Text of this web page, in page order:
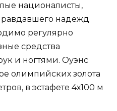
националисты,
надежд
регулярно
средства
и ногтями. Оуэнс
олимпийских золота
в эстафете 4х100 м